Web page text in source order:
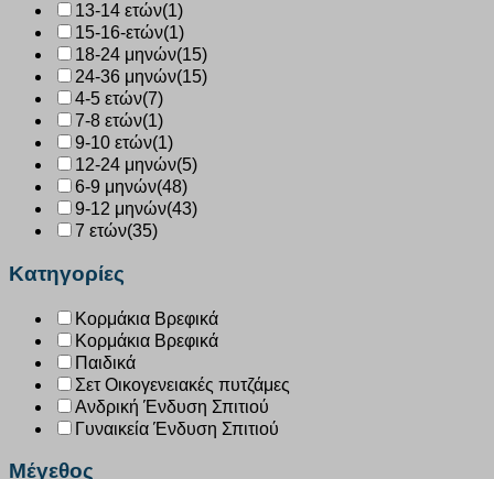
13-14 ετών(1)
15-16-ετών(1)
18-24 μηνών(15)
24-36 μηνών(15)
4-5 ετών(7)
7-8 ετών(1)
9-10 ετών(1)
12-24 μηνών(5)
6-9 μηνών(48)
9-12 μηνών(43)
7 ετών(35)
Κατηγορίες
Κορμάκια Βρεφικά
Κορμάκια Βρεφικά
Παιδικά
Σετ Οικογενειακές πυτζάμες
Ανδρική Ένδυση Σπιτιού
Γυναικεία Ένδυση Σπιτιού
Μέγεθος